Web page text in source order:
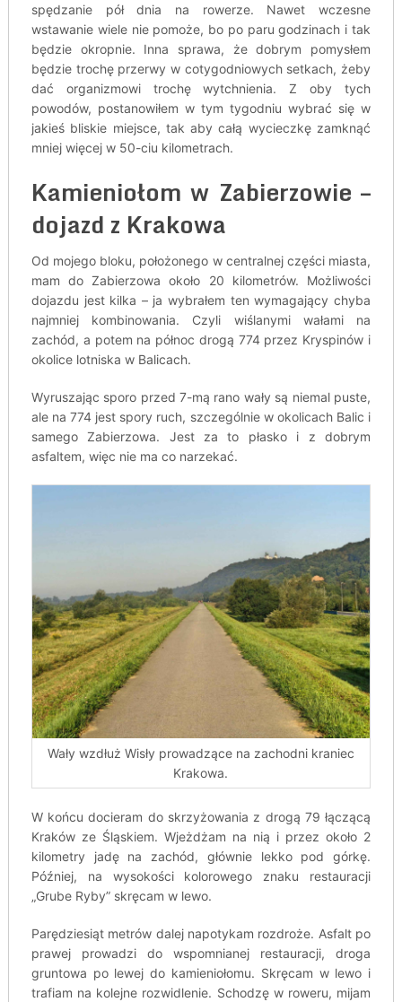
spędzanie pół dnia na rowerze. Nawet wczesne
wstawanie wiele nie pomoże, bo po paru godzinach i tak
będzie okropnie. Inna sprawa, że dobrym pomysłem
będzie trochę przerwy w cotygodniowych setkach, żeby
dać organizmowi trochę wytchnienia. Z oby tych
powodów, postanowiłem w tym tygodniu wybrać się w
jakieś bliskie miejsce, tak aby całą wycieczkę zamknąć
mniej więcej w 50-ciu kilometrach.
Kamieniołom w Zabierzowie –
dojazd z Krakowa
Od mojego bloku, położonego w centralnej części miasta,
mam do Zabierzowa około 20 kilometrów. Możliwości
dojazdu jest kilka – ja wybrałem ten wymagający chyba
najmniej kombinowania. Czyli wiślanymi wałami na
zachód, a potem na północ drogą 774 przez Kryspinów i
okolice lotniska w Balicach.
Wyruszając sporo przed 7-mą rano wały są niemal puste,
ale na 774 jest spory ruch, szczególnie w okolicach Balic i
samego Zabierzowa. Jest za to płasko i z dobrym
asfaltem, więc nie ma co narzekać.
Wały wzdłuż Wisły prowadzące na zachodni kraniec
Krakowa.
W końcu docieram do skrzyżowania z drogą 79 łączącą
Kraków ze Śląskiem. Wjeżdżam na nią i przez około 2
kilometry jadę na zachód, głównie lekko pod górkę.
Później, na wysokości kolorowego znaku restauracji
„Grube Ryby” skręcam w lewo.
Parędziesiąt metrów dalej napotykam rozdroże. Asfalt po
prawej prowadzi do wspomnianej restauracji, droga
gruntowa po lewej do kamieniołomu. Skręcam w lewo i
trafiam na kolejne rozwidlenie. Schodzę w roweru, mijam